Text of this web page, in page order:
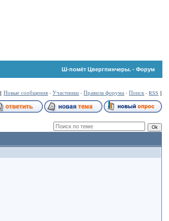
Ш-помёт Цвергпинчеры. - Форум
[Новые сообщения ·Участники ·Правила форума ·Поиск·RSS ]